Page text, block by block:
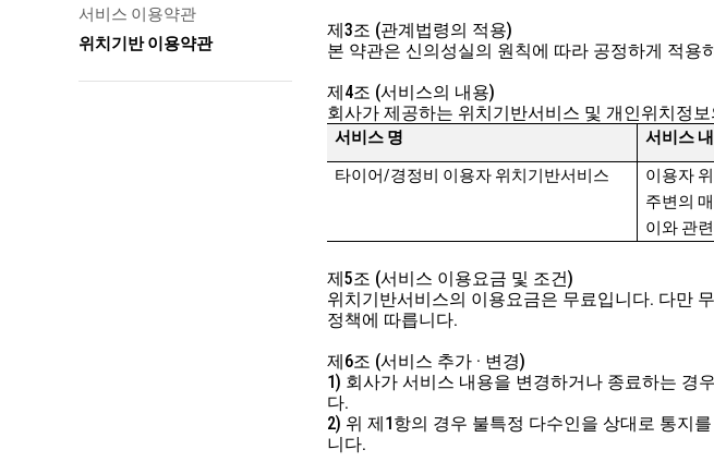
서비스 이용약관
위치기반 이용약관
제3조 (관계법령의 적용)
본 약관은 신의성실의 원칙에 따라 공정하게 적
제4조 (서비스의 내용)
회사가 제공하는 위치기반서비스 및 개인위치정
서비스 명 서비스
타이어/경정비 이용자 위치기반서비스
이용자
주변의
이와 관
제5조 (서비스 이용요금 및 조건)
위치기반서비스의 이용요금은 무료입니다. 다만
정책에 따릅니다.
제6조 (서비스 추가 · 변경)
1) 회사가 서비스 내용을 변경하거나 종료하는 경
다.
2) 위 제1항의 경우 불특정 다수인을 상대로 통지
니다.